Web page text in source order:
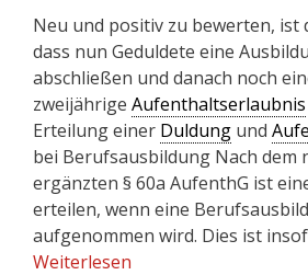
Neu und positiv zu bewerten, ist
dass nun Geduldete eine
abschließen und danach noch
zweijährige Aufenthaltserlaubnis
Erteilung einer Duldung und
bei Berufsausbildung Nach dem
ergänzten § 60a AufenthG ist
erteilen, wenn eine
aufgenommen wird. Dies ist
Weiterlesen